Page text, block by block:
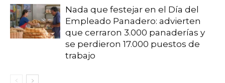
Nada que festejar en el Día del
Empleado Panadero: advierten
que cerraron 3.000 panaderías y
se perdieron 17.000 puestos de
trabajo